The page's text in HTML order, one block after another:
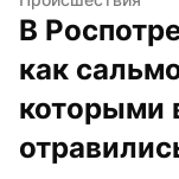
В
как
которыми